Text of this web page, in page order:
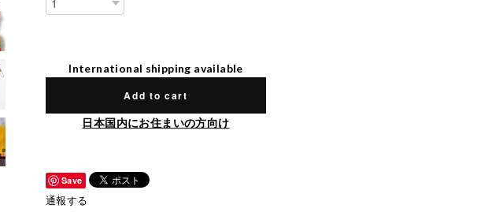
International shipping available
Add to cart
日本国内にお住まいの方向け
Save
通報する